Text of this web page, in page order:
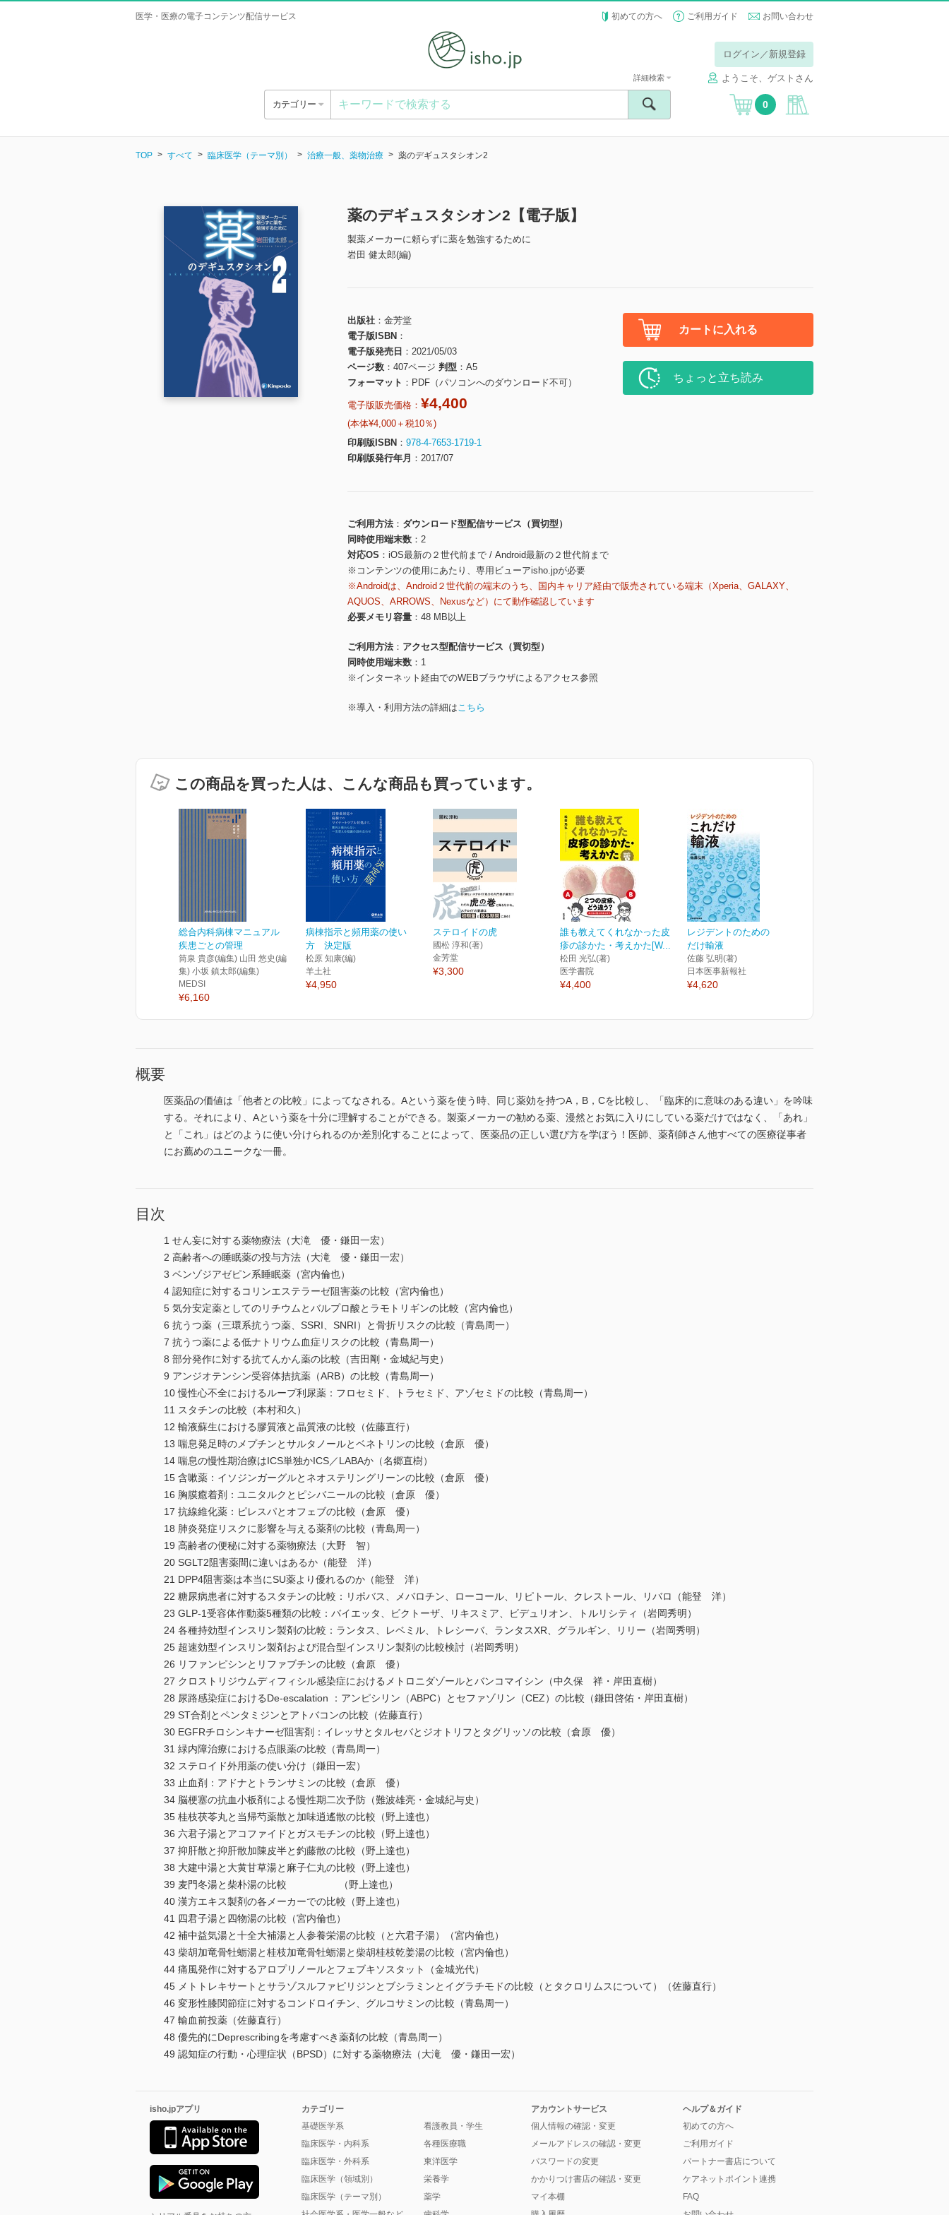
医学・医療の電子コンテンツ配信サービス 初めての方へ ご利用ガイド お問い合わせ
ログイン／新規登録
ようこそ、ゲストさん
カテゴリー
詳細検索
0
TOP すべて 臨床医学（テーマ別） 治療一般、薬物治療 薬のデギュスタシオン2
薬のデギュスタシオン2【電子版】
製薬メーカーに頼らずに薬を勉強するために
岩田 健太郎(編)
出版社
金芳堂
電子版ISBN
電子版発売日
2021/05/03
ページ数
407ページ 判型
A5
フォーマット
PDF（パソコンへのダウンロード不可）
電子版販売価格： ¥4,400
(本体¥4,000＋税10％)
印刷版ISBN
978-4-7653-1719-1
印刷版発行年月
2017/07
カートに入れる
ちょっと立ち読み
ご利用方法
ダウンロード型配信サービス（買切型）
同時使用端末数
2
対応OS
iOS最新の２世代前まで / Android最新の２世代前まで
※コンテンツの使用にあたり、専用ビューアisho.jpが必要
※Androidは、Android２世代前の端末のうち、国内キャリア経由で販売されている端末（Xperia、GALAXY、
AQUOS、ARROWS、Nexusなど）にて動作確認しています
必要メモリ容量
48 MB以上
ご利用方法
アクセス型配信サービス（買切型）
同時使用端末数
1
※インターネット経由でのWEBブラウザによるアクセス参照
※導入・利用方法の詳細はこちら
この商品を買った人は、こんな商品も買っています。
総合内科病棟マニュアル
疾患ごとの管理
筒泉 貴彦(編集) 山田 悠史(編
集) 小坂 鎮太郎(編集)
MEDSI
¥6,160
病棟指示と頻用薬の使い
方 決定版
松原 知康(編)
羊土社
¥4,950
ステロイドの虎
國松 淳和(著)
金芳堂
¥3,300
誰も教えてくれなかった皮
疹の診かた・考えかた[W...
松田 光弘(著)
医学書院
¥4,400
レジデントのための これ
だけ輸液
佐藤 弘明(著)
日本医事新報社
¥4,620
概要
医薬品の価値は「他者との比較」によってなされる。Aという薬を使う時、同じ薬効を持つA，B，Cを比較し、「臨床的に意味のある違い」を吟味
する。それにより、Aという薬を十分に理解することができる。製薬メーカーの勧める薬、漫然とお気に入りにしている薬だけではなく、「あれ」
と「これ」はどのように使い分けられるのか差別化することによって、医薬品の正しい選び方を学ぼう！医師、薬剤師さん他すべての医療従事者
にお薦めのユニークな一冊。
目次
1 せん妄に対する薬物療法（大滝 優・鎌田一宏）
2 高齢者への睡眠薬の投与方法（大滝 優・鎌田一宏）
3 ベンゾジアゼピン系睡眠薬（宮内倫也）
4 認知症に対するコリンエステラーゼ阻害薬の比較（宮内倫也）
5 気分安定薬としてのリチウムとバルプロ酸とラモトリギンの比較（宮内倫也）
6 抗うつ薬（三環系抗うつ薬、SSRI、SNRI）と骨折リスクの比較（青島周一）
7 抗うつ薬による低ナトリウム血症リスクの比較（青島周一）
8 部分発作に対する抗てんかん薬の比較（吉田剛・金城紀与史）
9 アンジオテンシン受容体拮抗薬（ARB）の比較（青島周一）
10 慢性心不全におけるループ利尿薬：フロセミド、トラセミド、アゾセミドの比較（青島周一）
11 スタチンの比較（本村和久）
12 輸液蘇生における膠質液と晶質液の比較（佐藤直行）
13 喘息発足時のメプチンとサルタノールとベネトリンの比較（倉原 優）
14 喘息の慢性期治療はICS単独かICS／LABAか（名郷直樹）
15 含嗽薬：イソジンガーグルとネオステリングリーンの比較（倉原 優）
16 胸膜癒着剤：ユニタルクとピシバニールの比較（倉原 優）
17 抗線維化薬：ピレスパとオフェブの比較（倉原 優）
18 肺炎発症リスクに影響を与える薬剤の比較（青島周一）
19 高齢者の便秘に対する薬物療法（大野 智）
20 SGLT2阻害薬間に違いはあるか（能登 洋）
21 DPP4阻害薬は本当にSU薬より優れるのか（能登 洋）
22 糖尿病患者に対するスタチンの比較：リポバス、メバロチン、ローコール、リピトール、クレストール、リバロ（能登 洋）
23 GLP-1受容体作動薬5種類の比較：バイエッタ、ビクトーザ、リキスミア、ビデュリオン、トルリシティ（岩岡秀明）
24 各種持効型インスリン製剤の比較：ランタス、レベミル、トレシーバ、ランタスXR、グラルギン、リリー（岩岡秀明）
25 超速効型インスリン製剤および混合型インスリン製剤の比較検討（岩岡秀明）
26 リファンピシンとリファブチンの比較（倉原 優）
27 クロストリジウムディフィシル感染症におけるメトロニダゾールとバンコマイシン（中久保 祥・岸田直樹）
28 尿路感染症におけるDe-escalation ：アンピシリン（ABPC）とセファゾリン（CEZ）の比較（鎌田啓佑・岸田直樹）
29 ST合剤とペンタミジンとアトバコンの比較（佐藤直行）
30 EGFRチロシンキナーゼ阻害剤：イレッサとタルセバとジオトリフとタグリッソの比較（倉原 優）
31 緑内障治療における点眼薬の比較（青島周一）
32 ステロイド外用薬の使い分け（鎌田一宏）
33 止血剤：アドナとトランサミンの比較（倉原 優）
34 脳梗塞の抗血小板剤による慢性期二次予防（難波雄亮・金城紀与史）
35 桂枝茯苓丸と当帰芍薬散と加味逍遙散の比較（野上達也）
36 六君子湯とアコファイドとガスモチンの比較（野上達也）
37 抑肝散と抑肝散加陳皮半と釣藤散の比較（野上達也）
38 大建中湯と大黄甘草湯と麻子仁丸の比較（野上達也）
39 麦門冬湯と柴朴湯の比較 （野上達也）
40 漢方エキス製剤の各メーカーでの比較（野上達也）
41 四君子湯と四物湯の比較（宮内倫也）
42 補中益気湯と十全大補湯と人参養栄湯の比較（と六君子湯）（宮内倫也）
43 柴胡加竜骨牡蛎湯と桂枝加竜骨牡蛎湯と柴胡桂枝乾姜湯の比較（宮内倫也）
44 痛風発作に対するアロプリノールとフェブキソスタット（金城光代）
45 メトトレキサートとサラゾスルファピリジンとブシラミンとイグラチモドの比較（とタクロリムスについて）（佐藤直行）
46 変形性膝関節症に対するコンドロイチン、グルコサミンの比較（青島周一）
47 輸血前投薬（佐藤直行）
48 優先的にDeprescribingを考慮すべき薬剤の比較（青島周一）
49 認知症の行動・心理症状（BPSD）に対する薬物療法（大滝 優・鎌田一宏）
isho.jpアプリ
カテゴリー
基礎医学系
臨床医学・内科系
臨床医学・外科系
臨床医学（領域別）
臨床医学（テーマ別）
看護教員・学生
各種医療職
東洋医学
栄養学
薬学
アカウントサービス
個人情報の確認・変更
メールアドレスの確認・変更
パスワードの変更
かかりつけ書店の確認・変更
マイ本棚
ヘルプ＆ガイド
初めての方へ
ご利用ガイド
パートナー書店について
ケアネットポイント連携
FAQ